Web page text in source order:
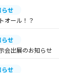
らせ
オール！？
らせ
会出展のお知らせ
らせ